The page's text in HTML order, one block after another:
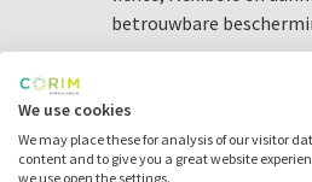
betrouwbare
Extra Sterk: Biedt
bescherming.
Betere Tastzin:
We use cookies
We may place these for analysis of our visitor
content and to give you a great website
we use open the settings.